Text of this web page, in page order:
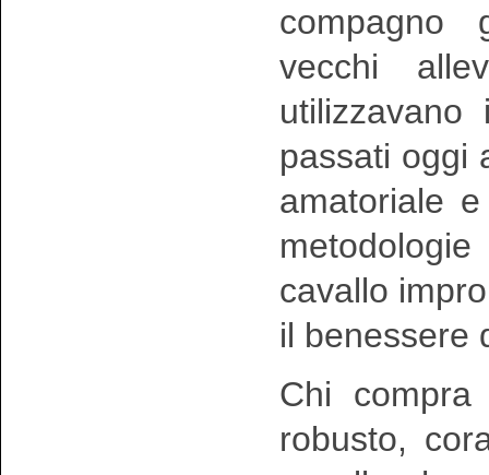
compagno
vecchi
passati oggi
amatoriale
cavallo
il benessere
Chi
robusto,